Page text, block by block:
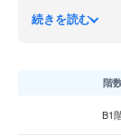
時にはご注意
続きを読む
階
B1